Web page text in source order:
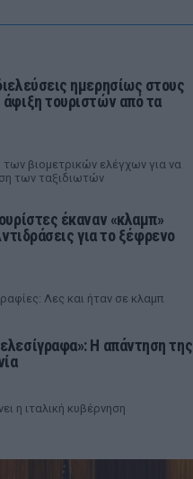
ημερησίως στους
τουριστών από τα
βιομετρικών ελέγχων για να
των ταξιδιωτών
έκαναν «κλαμπ»
για το ξέφρενο
Λες και ήταν σε κλαμπ
Η απάντηση της
η ιταλική κυβέρνηση